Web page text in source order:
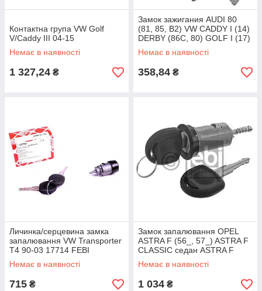
Контактна група VW Golf
V/Caddy III 04-15
Немає в наявності
1 327,24 ₴
Замок зажигания AUDI 80
(81, 85, B2) VW CADDY I (14)
DERBY (86C, 80) GOLF I (17)
GOLF II (19E, 1G1) JETTA I
Немає в наявності
358,84 ₴
Личинка/серцевина замка
запалювання VW Transporter
T4 90-03 17714 FEBI
Немає в наявності
715 ₴
Замок запалювання OPEL
ASTRA F (56_, 57_) ASTRA F
CLASSIC седан ASTRA F
CLASSIC універсал ASTRA F
Van (55_)
Немає в наявності
1 034 ₴